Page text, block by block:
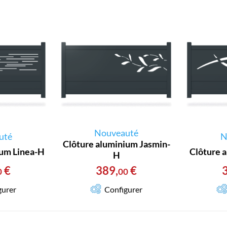
Linea-H
€
Nouveauté
Clôture aluminium Jasmin-
H
389,00€
Configurer
Clôture